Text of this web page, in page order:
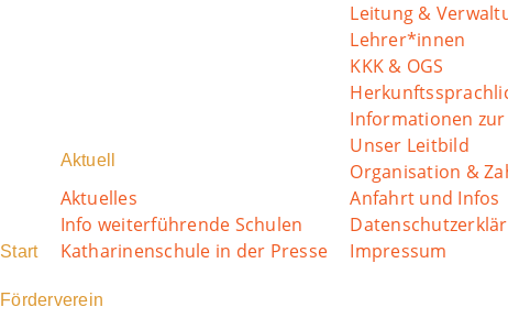
Start
Aktuell
Aktuelles
Info weiterführende Schulen
Katharinenschule in der Presse
Leitung &
Lehrer*innen
KKK & OGS
Informationen
Unser Leitbild
Organisation &
Anfahrt und Infos
Impressum
Förderverein